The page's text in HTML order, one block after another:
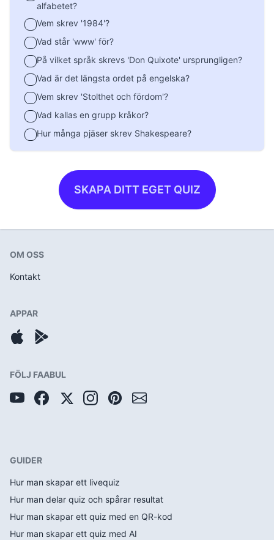
alfabetet?
Vem skrev '1984'?
Vad står 'www' för?
På vilket språk skrevs 'Don Quixote' ursprungligen?
Vad är det längsta ordet på engelska?
Vem skrev 'Stolthet och fördom'?
Vad kallas en grupp kråkor?
Hur många pjäser skrev Shakespeare?
SKAPA DITT EGET QUIZ
OM OSS
Kontakt
APPAR
FÖLJ FAABUL
GUIDER
Hur man skapar ett livequiz
Hur man delar quiz och spårar resultat
Hur man skapar ett quiz med en QR-kod
Hur man skapar ett quiz med AI